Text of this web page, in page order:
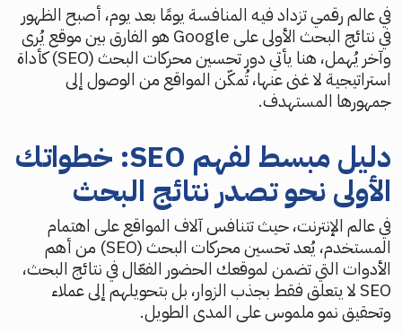
في عالم رقمي تزداد فيه المنافسة يومًا بعد يوم، أصبح الظهور
في نتائج البحث الأولى على Google هو الفارق بين موقع يُرى
وآخر يُهمل، هنا يأتي دور تحسين محركات البحث (SEO) كأداة
استراتيجية لا غنى عنها، تُمكّن المواقع من الوصول إلى
جمهورها المستهدف.
دليل مبسط لفهم SEO: خطواتك
الأولى نحو تصدر نتائج البحث
في عالم الإنترنت، حيث تتنافس آلاف المواقع على اهتمام
المستخدم، يُعد تحسين محركات البحث (SEO) من أهم
الأدوات التي تضمن لموقعك الحضور الفعّال في نتائج البحث،
SEO لا يتعلق فقط بجذب الزوار، بل بتحويلهم إلى عملاء
وتحقيق نمو ملموس على المدى الطويل.